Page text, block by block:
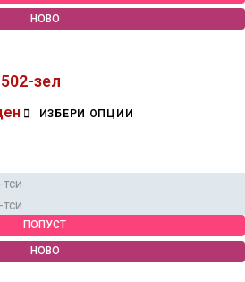
НОВО
зел
ИЗБЕРИ ОПЦИИ
ПОПУСТ
НОВО